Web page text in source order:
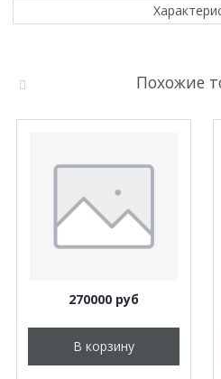
Похожие
270000 руб
В корзину